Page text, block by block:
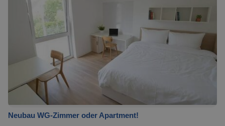
Neubau WG-Zimmer oder Apartment!